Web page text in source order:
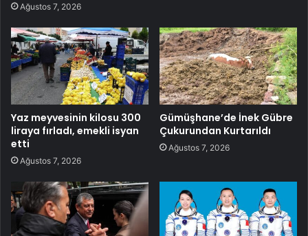
Ağustos 7, 2026
Yaz meyvesinin kilosu 300
liraya fırladı, emekli isyan
etti
Ağustos 7, 2026
Gümüşhane’de İnek Gübre
Çukurundan Kurtarıldı
Ağustos 7, 2026